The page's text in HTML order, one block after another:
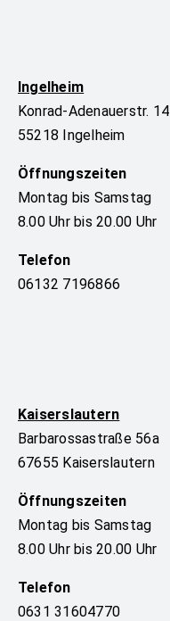
Ingelheim
Konrad-Adenauerstr. 14
55218 Ingelheim
Öffnungszeiten
Montag bis Samstag
8.00 Uhr bis 20.00 Uhr
Telefon
06132 7196866
Kaiserslautern
Barbarossastraße 56a
67655 Kaiserslautern
Öffnungszeiten
Montag bis Samstag
8.00 Uhr bis 20.00 Uhr
Telefon
0631 31604770